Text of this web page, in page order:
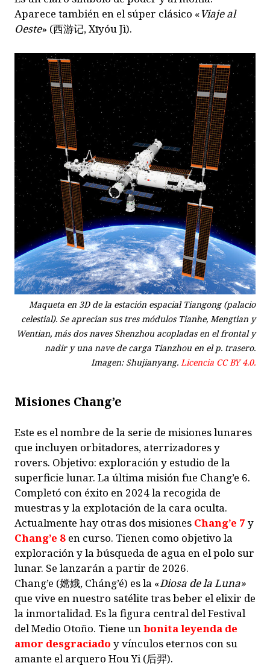
Aparece también en el súper clásico «Viaje al
Oeste» (西游记, Xīyóu Jì).
Maqueta en 3D de la estación espacial Tiangong (palacio
celestial). Se aprecian sus tres módulos Tianhe, Mengtian y
Wentian, más dos naves Shenzhou acopladas en el frontal y
nadir y una nave de carga Tianzhou en el p. trasero.
Imagen: Shujianyang. Licencia CC BY 4.0.
Misiones Chang’e
Este es el nombre de la serie de misiones lunares
que incluyen orbitadores, aterrizadores y
rovers. Objetivo: exploración y estudio de la
superficie lunar. La última misión fue Chang’e 6.
Completó con éxito en 2024 la recogida de
muestras y la explotación de la cara oculta.
Actualmente hay otras dos misiones Chang’e 7 y
Chang’e 8 en curso. Tienen como objetivo la
exploración y la búsqueda de agua en el polo sur
lunar. Se lanzarán a partir de 2026.
Chang’e (嫦娥, Cháng’é) es la «Diosa de la Luna»
que vive en nuestro satélite tras beber el elixir de
la inmortalidad. Es la figura central del Festival
del Medio Otoño. Tiene unbonita leyenda de
amor desgraciado y vínculos eternos con su
amante el arquero Hou Yi (后羿).